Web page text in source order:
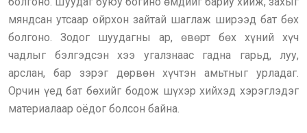
мяндсан утсаар ойрхон зайтай шаглаж ширээд бат бөх
болгоно. Зодог шуудагны ар, өвөрт бөх хүний хүч
чадлыг бэлгэдсэн хээ угалзнаас гадна гарьд, луу,
арслан, бар зэрэг дөрвөн хүчтэн амьтныг урладаг.
Орчин үед бат бөхийг бодож шүхэр хийхэд хэрэглэдэг
материалаар оёдог болсон байна.